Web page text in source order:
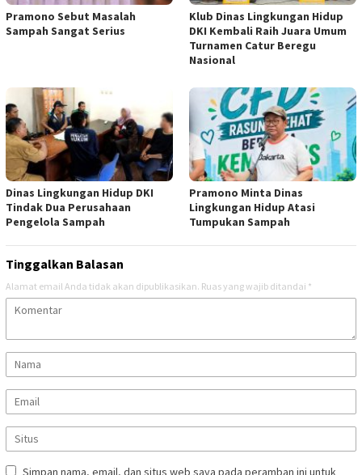
Pramono Sebut Masalah
Sampah Sangat Serius
Klub Dinas Lingkungan Hidup
DKI Kembali Raih Juara Umum
Turnamen Catur Beregu
Nasional
Dinas Lingkungan Hidup DKI
Tindak Dua Perusahaan
Pengelola Sampah
Pramono Minta Dinas
Lingkungan Hidup Atasi
Tumpukan Sampah
Tinggalkan Balasan
Alamat email Anda tidak akan dipublikasikan. Ruas yang wajib ditandai *
Simpan nama, email, dan situs web saya pada peramban ini untuk